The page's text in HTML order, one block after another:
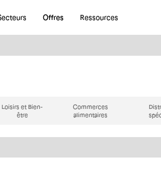
Offres Ressources
Loisirs et Bien-
être
Commerces
alimentaires